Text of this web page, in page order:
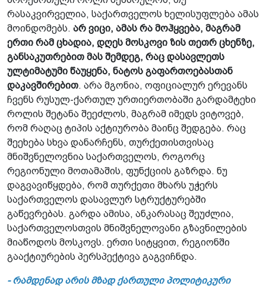
რასაკვირველია, საქართველოს ხელისუფლება ამას
მოინდომებს. არ ვიცი, ამას რა მოჰყვება, მაგრამ
ერთი რამ ცხადია, დღეს მოსკოვი ზის თეთრ ცხენზე,
განსაკუთრებით მას შემდეგ, რაც დასავლეთს
ულტიმატუმი წაუყენა, ნატოს გაფართოებასთან
დაკავშირებით. არა მგონია, ოფიციალურ ერევანს
ჩვენს რუსულ-ქართულ ურთიერთობაში გარდამტეხი
როლის შეტანა შეეძლოს, მაგრამ იმედს ვიტოვებ,
რომ რაღაც ტიპის აქტიურობა მაინც შედგება. რაც
შეეხება სხვა დანარჩენს, თურქეთისთვისაც
მნიშვნელოვნია საქართველოს, როგორც
რეგიონული მოთამაშის, ფუნქციის გაზრდა. ნუ
დაგვავიწყდება, რომ თურქეთი მხარს უჭერს
საქართველოს დასავლურ სტრუქტურებში
გაწევრებას. გარდა ამისა, ანკარასაც შეუძლია,
საქართველოსთვის მნიშვნელოვანი გზავნილების
მიაწოდოს მოსკოვს. ერთი სიტყვით, რეგიონში
გააქტიურების პერსპექტივა გაგვიჩნდა.
- რამდენად არის მზად ქართული პოლიტიკური